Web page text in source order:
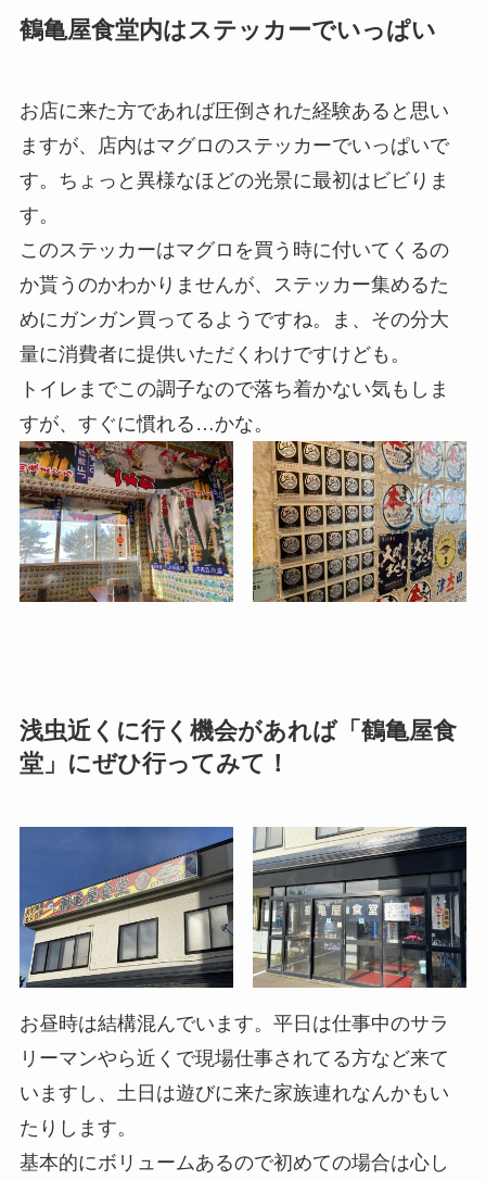
鶴亀屋食堂内はステッカーでいっぱい
お店に来た方であれば圧倒された経験あると思い
ますが、店内はマグロのステッカーでいっぱいで
す。ちょっと異様なほどの光景に最初はビビりま
す。
このステッカーはマグロを買う時に付いてくるの
か貰うのかわかりませんが、ステッカー集めるた
めにガンガン買ってるようですね。ま、その分大
量に消費者に提供いただくわけですけども。
トイレまでこの調子なので落ち着かない気もしま
すが、すぐに慣れる…かな。
浅虫近くに行く機会があれば「鶴亀屋食
堂」にぜひ行ってみて！
お昼時は結構混んでいます。平日は仕事中のサラ
リーマンやら近くで現場仕事されてる方など来て
いますし、土日は遊びに来た家族連れなんかもい
たりします。
基本的にボリュームあるので初めての場合は心し